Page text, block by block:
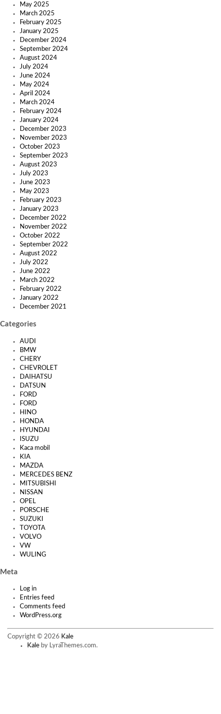
May 2025
March 2025
February 2025
January 2025
December 2024
September 2024
August 2024
July 2024
June 2024
May 2024
April 2024
March 2024
February 2024
January 2024
December 2023
November 2023
October 2023
September 2023
August 2023
July 2023
June 2023
May 2023
February 2023
January 2023
December 2022
November 2022
October 2022
September 2022
August 2022
July 2022
June 2022
March 2022
February 2022
January 2022
December 2021
Categories
AUDI
BMW
CHERY
CHEVROLET
DAIHATSU
DATSUN
FORD
FORD
HINO
HONDA
HYUNDAI
ISUZU
Kaca mobil
KIA
MAZDA
MERCEDES BENZ
MITSUBISHI
NISSAN
OPEL
PORSCHE
SUZUKI
TOYOTA
VOLVO
VW
WULING
Meta
Log in
Entries feed
Comments feed
WordPress.org
Copyright © 2026 Kale
Kale by LyraThemes.com.